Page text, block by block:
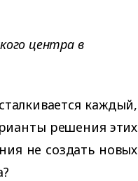
центра в
каждый,
решения этих
не создать новых